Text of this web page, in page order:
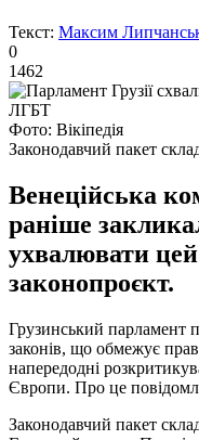
Текст: Максим
0
1462
Фото: Вікіпедія
Законодавчий пакет
Венеційська
раніше
ухвалювати
законопроєкт.
Грузинський парламент
законів, що обмежує
напередодні
Європи. Про це
Законодавчий пакет